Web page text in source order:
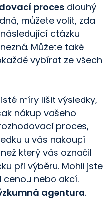
proces dlouhý
můžete volit, zda
otázku
Můžete také
vybírat ze všech
míry lišit výsledky,
nákup vašeho
proces,
u vás nakoupí
který vás označil
při výběru. Mohli jste
nebo akcí.
agentura.